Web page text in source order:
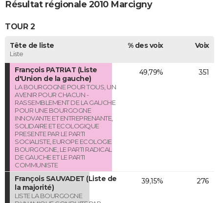
Résultat régionale 2010 Marcigny
TOUR 2
Tête de liste
Liste
% des voix Voix
François PATRIAT (Liste
d'Union de la gauche)
LA BOURGOGNE POUR TOUS, UN
AVENIR POUR CHACUN -
RASSEMBLEMENT DE LA GAUCHE
POUR UNE BOURGOGNE
INNOVANTE ET ENTREPRENANTE,
SOLIDAIRE ET ECOLOGIQUE
PRESENTE PAR LE PARTI
SOCIALISTE, EUROPE ECOLOGIE
BOURGOGNE, LE PARTI RADICAL
DE GAUCHE ET LE PARTI
COMMUNISTE
49,79% 351
François SAUVADET (Liste de
la majorité)
LISTE LA BOURGOGNE
39,15% 276